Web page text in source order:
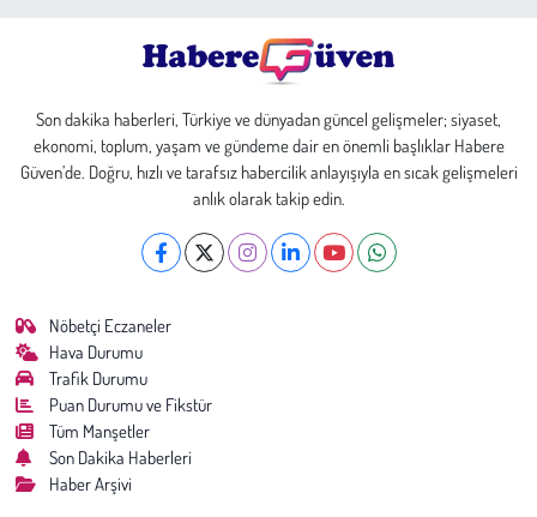
Son dakika haberleri, Türkiye ve dünyadan güncel gelişmeler; siyaset,
ekonomi, toplum, yaşam ve gündeme dair en önemli başlıklar Habere
Güven’de. Doğru, hızlı ve tarafsız habercilik anlayışıyla en sıcak gelişmeleri
anlık olarak takip edin.
Nöbetçi Eczaneler
Hava Durumu
Trafik Durumu
Puan Durumu ve Fikstür
Tüm Manşetler
Son Dakika Haberleri
Haber Arşivi